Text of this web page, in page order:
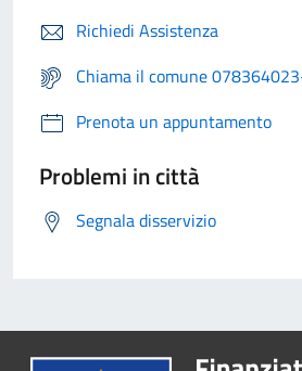
Richiedi Assistenza
Chiama il comune
Prenota un appuntamento
Problemi in città
Segnala disservizio